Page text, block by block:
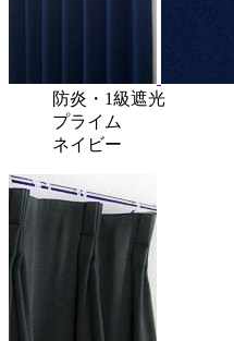
防炎 ・ 1級遮光
プライム
ネイビー